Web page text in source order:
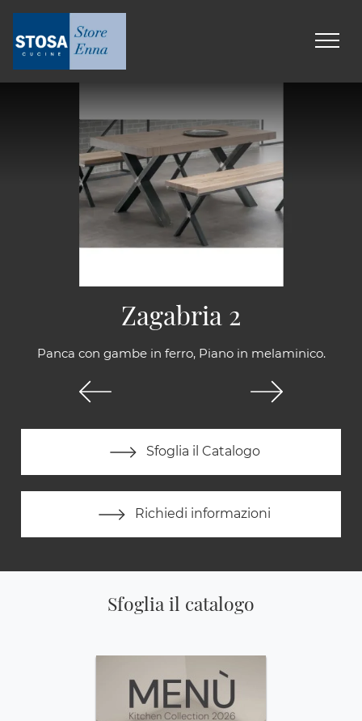
Panca con gambe in ferro, Piano in melaminico.
Sfoglia il Catalogo
Richiedi informazioni
Zagabria 2
Sfoglia il catalogo